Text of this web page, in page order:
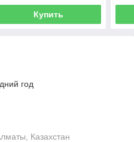
Купить
год
Казахстан